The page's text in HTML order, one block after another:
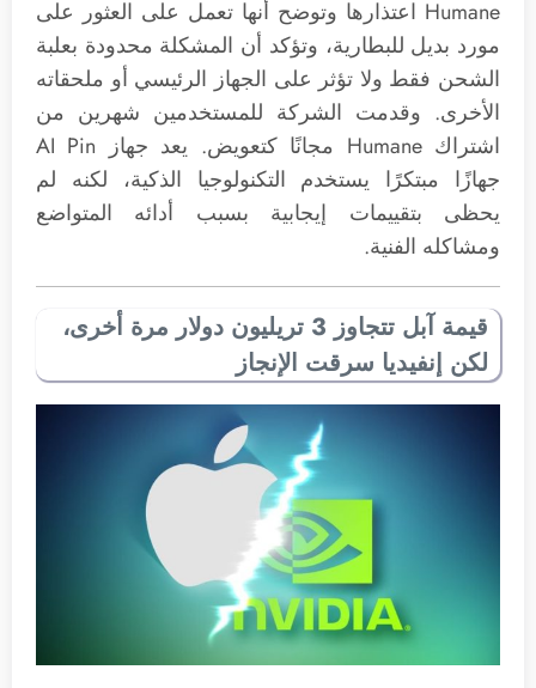
Humane اعتذارها وتوضح أنها تعمل على العثور على
مورد بديل للبطارية، وتؤكد أن المشكلة محدودة بعلبة
الشحن فقط ولا تؤثر على الجهاز الرئيسي أو ملحقاته
الأخرى. وقدمت الشركة للمستخدمين شهرين من
اشتراك Humane مجانًا كتعويض. يعد جهاز AI Pin
جهازًا مبتكرًا يستخدم التكنولوجيا الذكية، لكنه لم
يحظى بتقييمات إيجابية بسبب أدائه المتواضع
ومشاكله الفنية.
قيمة آبل تتجاوز 3 تريليون دولار مرة أخرى،
لكن إنفيديا سرقت الإنجاز